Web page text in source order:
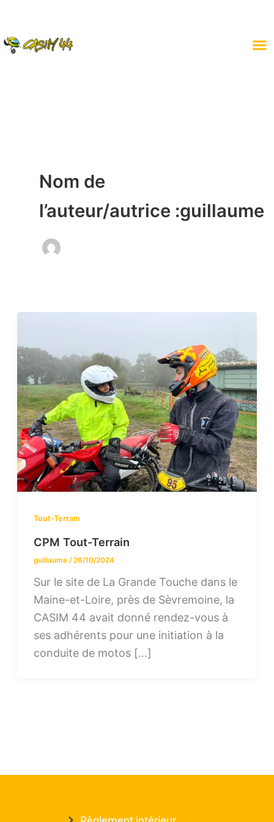
contenu
Nom de
l’auteur/autrice :guillaume
Tout-Terrain
CPM Tout-Terrain
guillaume /26/10/2024
Sur le site de La Grande Touche dans le
Maine-et-Loire, près de Sèvremoine, la
CASIM 44 avait donné rendez-vous à
ses adhérents pour une initiation à la
conduite de motos […]